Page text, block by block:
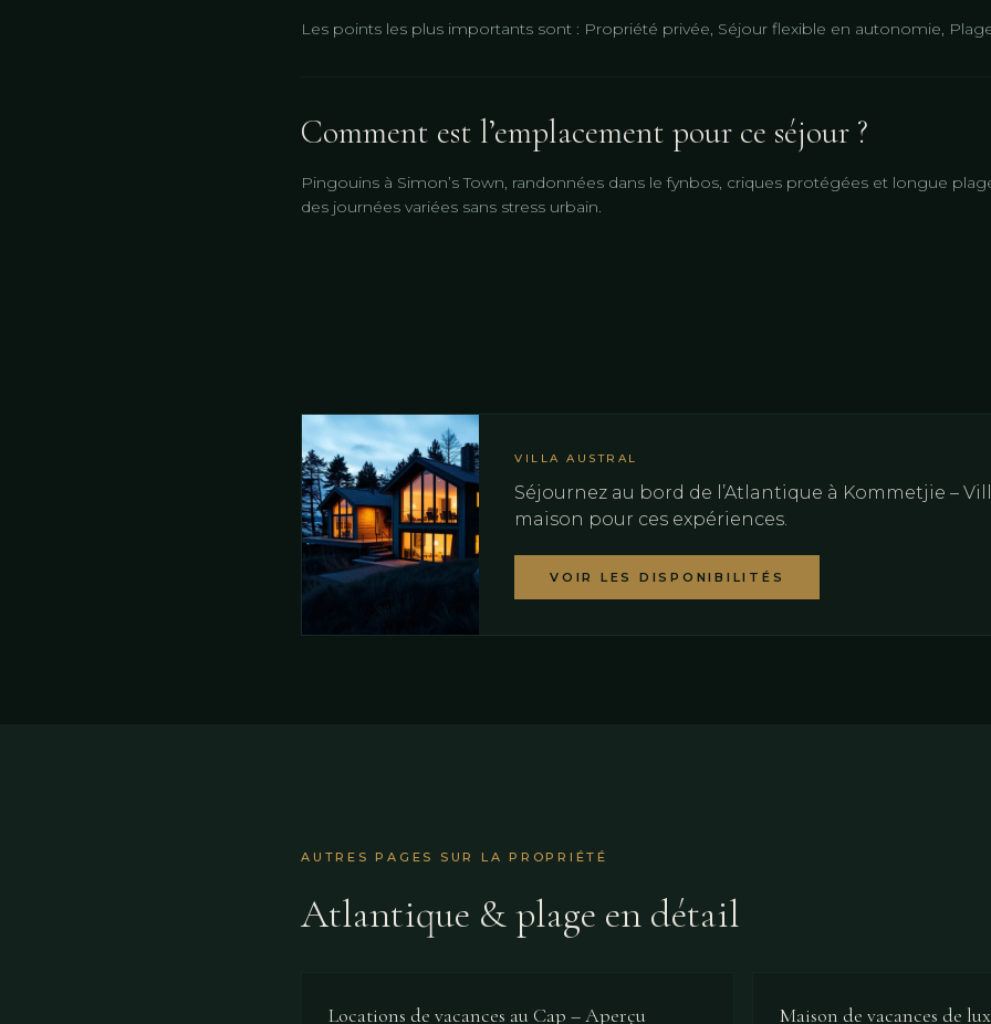
Les points les plus importants sont : Propriété privée, Séjour flexible en autonomie,
Comment est l’emplacement pour ce séjour ?
Pingouins à Simon’s Town, randonnées dans le fynbos, criques protégées et longue
des journées variées sans stress urbain.
VILLA AUSTRAL
Séjournez au bord de l’Atlantique à Kommetjie –
maison pour ces expériences.
VOIR LES DISPONIBILITÉS
AUTRES PAGES SUR LA PROPRIÉTÉ
Atlantique & plage en détail
Locations de vacances au Cap – Aperçu Maison de vacances de